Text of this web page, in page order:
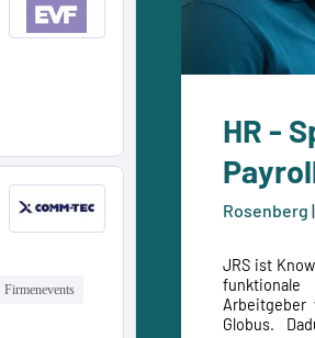
Firmenevents